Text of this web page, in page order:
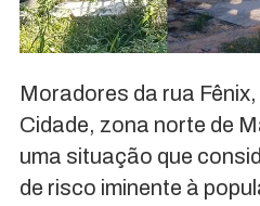
Moradores da rua
Cidade, zona norte de
uma situação que
de risco iminente à